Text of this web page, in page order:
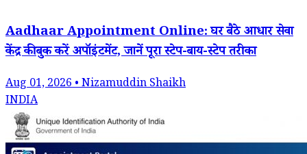
Aadhaar Appointment Online: घर बैठे आधार सेवा
केंद्र की बुक करें अपॉइंटमेंट, जानें पूरा स्टेप-बाय-स्टेप तरीका
Aug 01, 2026 • Nizamuddin Shaikh
INDIA